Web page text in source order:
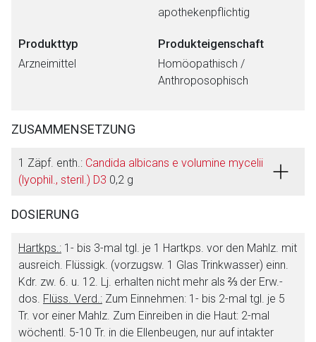
apothekenpflichtig
Produkttyp
Arzneimittel
Produkteigenschaft
Homöopathisch /
Anthroposophisch
ZUSAMMENSETZUNG
1 Zäpf. enth.: Candida albicans e volumine mycelii
(lyophil., steril.) D3 0,2 g
DOSIERUNG
Hartkps.: 1- bis 3-mal tgl. je 1 Hartkps. vor den Mahlz. mit
ausreich. Flüssigk. (vorzugsw. 1 Glas Trinkwasser) einn.
Kdr. zw. 6. u. 12. Lj. erhalten nicht mehr als ⅔ der Erw.-
dos. Flüss. Verd.: Zum Einnehmen: 1- bis 2-mal tgl. je 5
Tr. vor einer Mahlz. Zum Einreiben in die Haut: 2-mal
wöchentl. 5-10 Tr. in die Ellenbeugen, nur auf intakter